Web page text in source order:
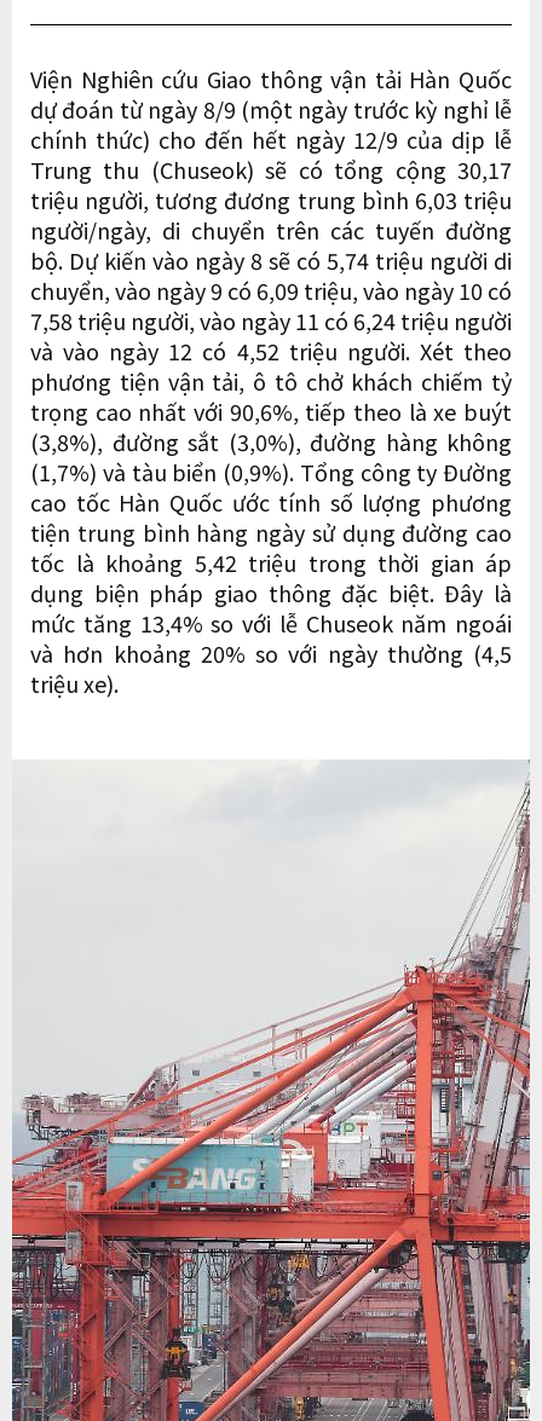
Viện Nghiên cứu Giao thông vận tải Hàn Quốc
dự đoán từ ngày 8/9 (một ngày trước kỳ nghỉ lễ
chính thức) cho đến hết ngày 12/9 của dịp lễ
Trung thu (Chuseok) sẽ có tổng cộng 30,17
triệu người, tương đương trung bình 6,03 triệu
người/ngày, di chuyển trên các tuyến đường
bộ. Dự kiến ​​vào ngày 8 sẽ có 5,74 triệu người di
chuyển, vào ngày 9 có 6,09 triệu, vào ngày 10 có
7,58 triệu người, vào ngày 11 có 6,24 triệu người
và vào ngày 12 có 4,52 triệu người. Xét theo
phương tiện vận tải, ô tô chở khách chiếm tỷ
trọng cao nhất với 90,6%, tiếp theo là xe buýt
(3,8%), đường sắt (3,0%), đường hàng không
(1,7%) và tàu biển (0,9%). Tổng công ty Đường
cao tốc Hàn Quốc ước tính số lượng phương
tiện trung bình hàng ngày sử dụng đường cao
tốc là khoảng 5,42 triệu trong thời gian áp
dụng biện pháp giao thông đặc biệt. Đây là
mức tăng 13,4% so với lễ Chuseok năm ngoái
và hơn khoảng 20% ​​so với ngày thường (4,5
triệu xe).